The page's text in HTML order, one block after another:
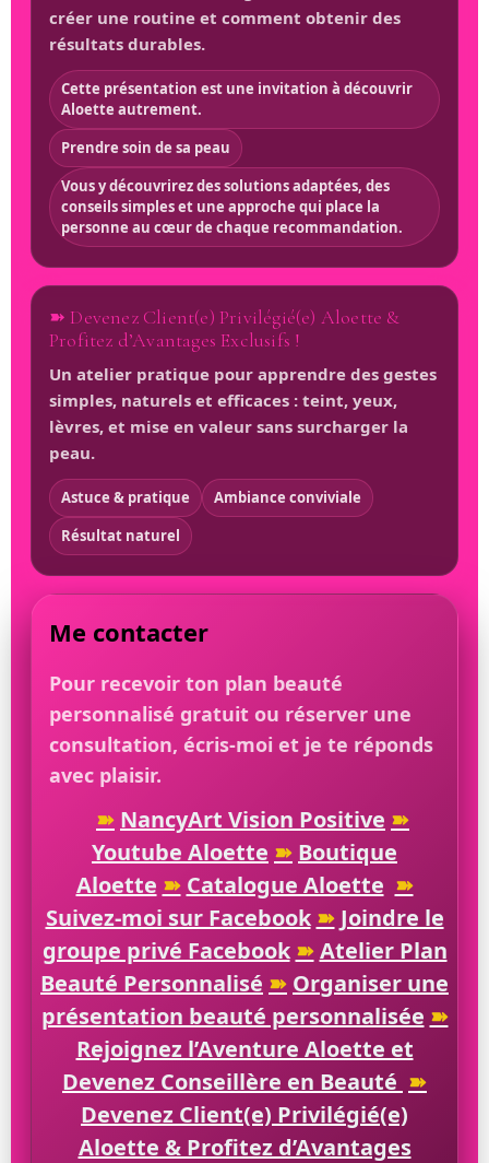
créer une routine et comment obtenir des
résultats durables.
Cette présentation est une invitation à découvrir
Aloette autrement.
Prendre soin de sa peau
Vous y découvrirez des solutions adaptées, des
conseils simples et une approche qui place la
personne au cœur de chaque recommandation.
➽ Devenez Client(e) Privilégié(e) Aloette &
Profitez d’Avantages Exclusifs !
Un atelier pratique pour apprendre des gestes
simples, naturels et efficaces : teint, yeux,
lèvres, et mise en valeur sans surcharger la
peau.
Astuce & pratique
Ambiance conviviale
Résultat naturel
Me contacter
Pour recevoir ton plan beauté
personnalisé gratuit ou réserver une
consultation, écris-moi et je te réponds
avec plaisir.
➽ NancyArt Vision Positive ➽
Youtube Aloette ➽ Boutique
Aloette ➽ Catalogue Aloette ➽
Suivez-moi sur Facebook ➽ Joindre le
groupe privé Facebook ➽ Atelier Plan
Beauté Personnalisé ➽ Organiser une
présentation beauté personnalisée ➽
Rejoignez l’Aventure Aloette et
Devenez Conseillère en Beauté ➽
Devenez Client(e) Privilégié(e)
Aloette & Profitez d’Avantages